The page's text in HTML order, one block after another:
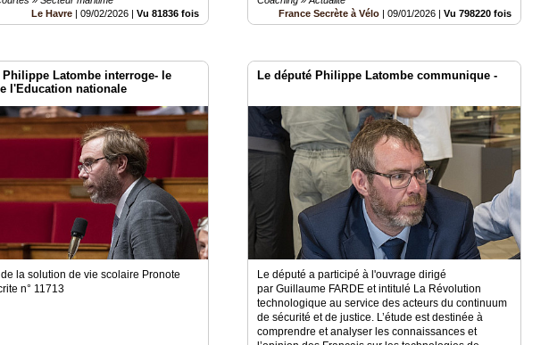
Le Havre |09/02/2026 |Vu 81836 fois
France Secrète à Vélo |09/01/2026 |Vu 798220 fois
Philippe Latombe interroge- le
l'Education nationale
de la solution de vie scolaire Pronote
n° 11713
Le député Philippe Latombe communique -
Le député a participé à l'ouvrage dirigé
par Guillaume FARDE et intitulé La Révolution
technologique au service des acteurs du continuum
de sécurité et de justice. L’étude est destinée à
comprendre et analyser les connaissances et